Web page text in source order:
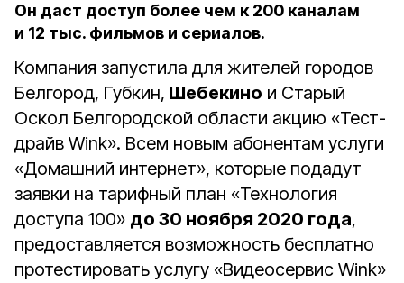
Он даст доступ более чем к 200 каналам
и 12 тыс. фильмов и сериалов.
Компания запустила для жителей городов
Белгород, Губкин, Шебекино и Старый
Оскол Белгородской области акцию «Тест-
драйв Wink». Всем новым абонентам услуги
«Домашний интернет», которые подадут
заявки на тарифный план «Технология
доступа 100» до 30 ноября 2020 года,
предоставляется возможность бесплатно
протестировать услугу «Видеосервис Wink»